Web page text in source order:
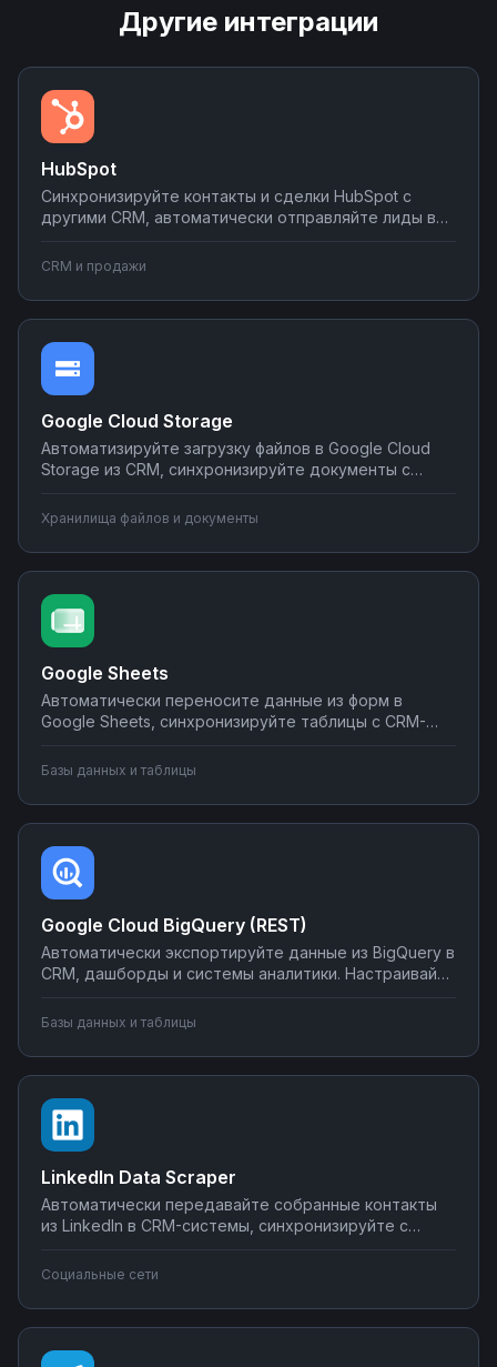
Другие интеграции
HubSpot
Синхронизируйте контакты и сделки HubSpot с
другими CRM, автоматически отправляйте лиды в
в планировщиках при изменении статуса сделки.
Настраивайте двусторонний обмен данными без
программирования на платформе Nodul.
CRM и продажи
Google Cloud Storage
Автоматизируйте загрузку файлов в Google Cloud
Storage из CRM, синхронизируйте документы с
уведомления о новых файлах в мессенджеры.
Создавайте интеграции облачного хранилища без
программирования на Nodul.
Хранилища файлов и документы
Google Sheets
Автоматически переносите данные из форм в
Google Sheets, синхронизируйте таблицы с CRM-
почте или в мессенджеры. Настраивайте
простых сценариев до сложной автоматизации
аналитики.
Базы данных и таблицы
Google Cloud BigQuery (REST)
Автоматически экспортируйте данные из BigQuery в
CRM, дашборды и системы аналитики. Настраивайте
метрики с внешними сервисами, создавайте
Управляйте интеграциями BigQuery без SQL-
программирования.
Базы данных и таблицы
LinkedIn Data Scraper
Автоматически передавайте собранные контакты
из LinkedIn в CRM-системы, синхронизируйте с
продаж. Настройте интеграции LinkedIn Data Scraper
сложных сценариев обработки лидов.
Социальные сети